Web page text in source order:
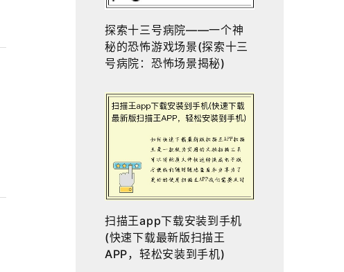
探索十三号病院——一个神
秘的恐怖游戏场景(探索十三
号病院：恐怖场景揭秘)
扫描王app下载安装到手机
(快速下载最新版扫描王
APP，轻松安装到手机)